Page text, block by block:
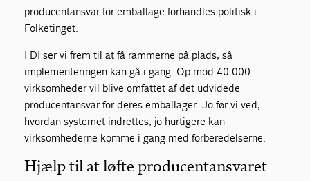
producentansvar for emballage forhandles politisk i
Folketinget.
I DI ser vi frem til at få rammerne på plads, så
implementeringen kan gå i gang. Op mod 40.000
virksomheder vil blive omfattet af det udvidede
producentansvar for deres emballager. Jo før vi ved,
hvordan systemet indrettes, jo hurtigere kan
virksomhederne komme i gang med forberedelserne.
Hjælp til at løfte producentansvaret